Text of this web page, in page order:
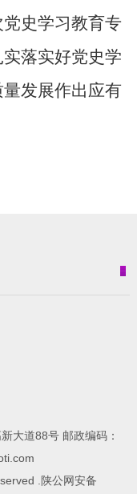
史学习教育专
落实好党史学
发展作出应有
大道88号 邮政编码：
.陕公网安备